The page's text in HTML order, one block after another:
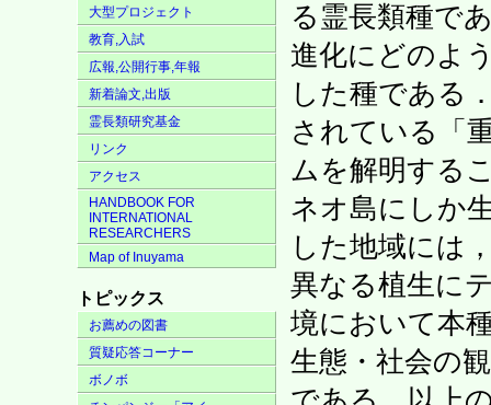
大型プロジェクト
教育,入試
広報,公開行事,年報
新着論文,出版
霊長類研究基金
リンク
アクセス
HANDBOOK FOR
INTERNATIONAL
RESEARCHERS
Map of Inuyama
トピックス
お薦めの図書
質疑応答コーナー
ボノボ
る霊長類種で
進化にどのよ
した種である
されている「
ムを解明する
ネオ島にしか
した地域には
異なる植生に
境において本
生態・社会の